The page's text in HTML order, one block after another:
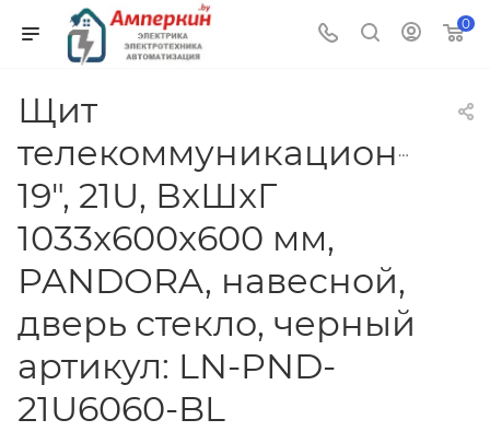
0
Щит
телекоммуникационный
19", 21U, ВxШxГ
1033x600x600 мм,
PANDORA, навесной,
дверь стекло, черный
артикул: LN-PND-
21U6060-BL